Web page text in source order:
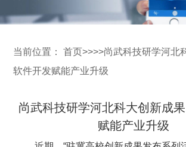
当前位置：首页>>>>尚武科技研学河北
软件开发赋能产业升级
尚武科技研学河北科大创新成
赋能产业升级